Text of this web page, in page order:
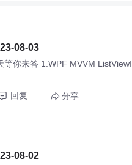
08-03
你来答 1.WPF MVVM
回复 分享
08-02